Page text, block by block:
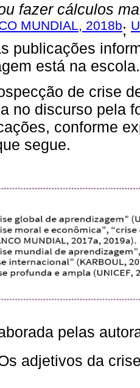
fazer cálculos
MUNDIAL, 2018b;
publicações
está na escola.
de crise
no discurso pela
conforme
segue.
pelas
adjetivos da